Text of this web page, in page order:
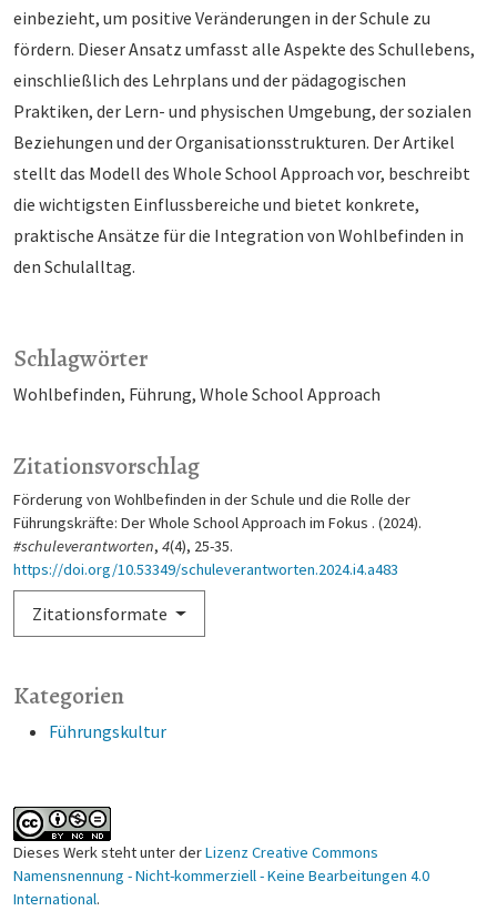
Schlagwörter
Wohlbefinden Führung Whole School Approach
Kategorien
Führungskultur
Zitationsvorschlag
Förderung von Wohlbefinden in der Schule und die Rolle der
Führungskräfte: Der Whole School Approach im Fokus . (2024).
#schuleverantworten, 4(4), 25-35.
https://doi.org/10.53349/schuleverantworten.2024.i4.a483
Zitationsformate
einbezieht, um positive Veränderungen in der Schule zu
fördern. Dieser Ansatz umfasst alle Aspekte des Schullebens,
einschließlich des Lehrplans und der päda­go­gi­schen
Praktiken, der Lern- und physischen Umgebung, der sozialen
Beziehungen und der Organi­sati­ons­strukturen. Der Artikel
stellt das Modell des Whole School Approach vor, beschreibt
die wich­tigs­ten Einflussbereiche und bietet konkrete,
praktische Ansätze für die Integration von Wohlbefinden in
den Schulalltag.
Dieses Werk steht unter derLizenz Creative Commons
Namensnennung - Nicht-kommerziell - Keine Bearbeitungen 4.0
International.